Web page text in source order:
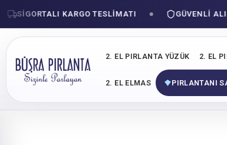
KARGO TESLIMATI GÜVENLI
2. EL PIRLANTA YÜZÜK 2. EL
2. EL ELMAS PIRLANTANI